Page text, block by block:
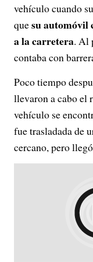
vehículo cuando
quesu automóvil
a la carretera. Al
contaba con
Poco tiempo
llevaron a cabo el
vehículo se
fue trasladada de
cercano, pero